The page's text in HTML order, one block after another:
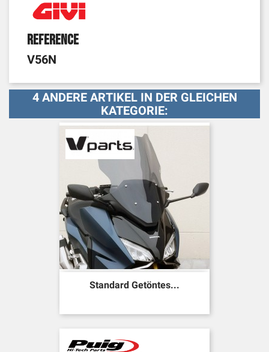
Reference
V56N
4 ANDERE ARTIKEL IN DER GLEICHEN
KATEGORIE:
Standard Getöntes...